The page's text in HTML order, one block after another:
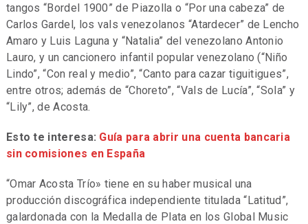
tangos “Bordel 1900” de Piazolla o “Por una cabeza” de
Carlos Gardel, los vals venezolanos “Atardecer” de Lencho
Amaro y Luis Laguna y “Natalia” del venezolano Antonio
Lauro, y un cancionero infantil popular venezolano (“Niño
Lindo”, “Con real y medio”, “Canto para cazar tiguitigues”,
entre otros; además de “Choreto”, “Vals de Lucía”, “Sola” y
“Lily”, de Acosta.
Esto te interesa: Guía para abrir una cuenta bancaria
sin comisiones en España
“Omar Acosta Trío» tiene en su haber musical una
producción discográfica independiente titulada “Latitud”,
galardonada con la Medalla de Plata en los Global Music